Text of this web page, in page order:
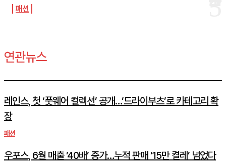
패션
연관뉴스
레인스, 첫 ‘풋웨어 컬렉션’ 공개…’드라이부츠’로 카테고리 확
장
패션
우포스, 6월 매출 ’40배’ 증가…누적 판매 ’15만 켤레’ 넘었다